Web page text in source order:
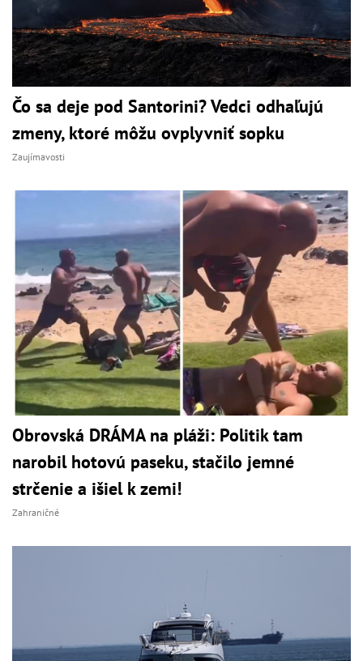
Čo sa deje pod Santorini? Vedci odhaľujú
zmeny, ktoré môžu ovplyvniť sopku
Zaujímavosti
Obrovská DRÁMA na pláži: Politik tam
narobil hotovú paseku, stačilo jemné
strčenie a išiel k zemi!
Zahraničné